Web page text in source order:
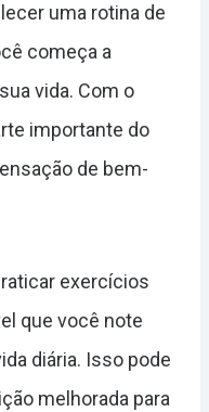
uma rotina de
começa a
vida. Com o
importante do
de bem-
exercícios
que você note
diária. Isso pode
melhorada para